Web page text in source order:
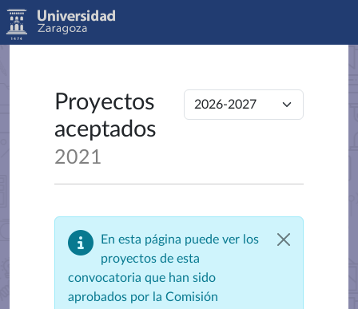
Proyectos
aceptados
2021
En esta página puede ver los
proyectos de esta
convocatoria que han sido
aprobados por la Comisión